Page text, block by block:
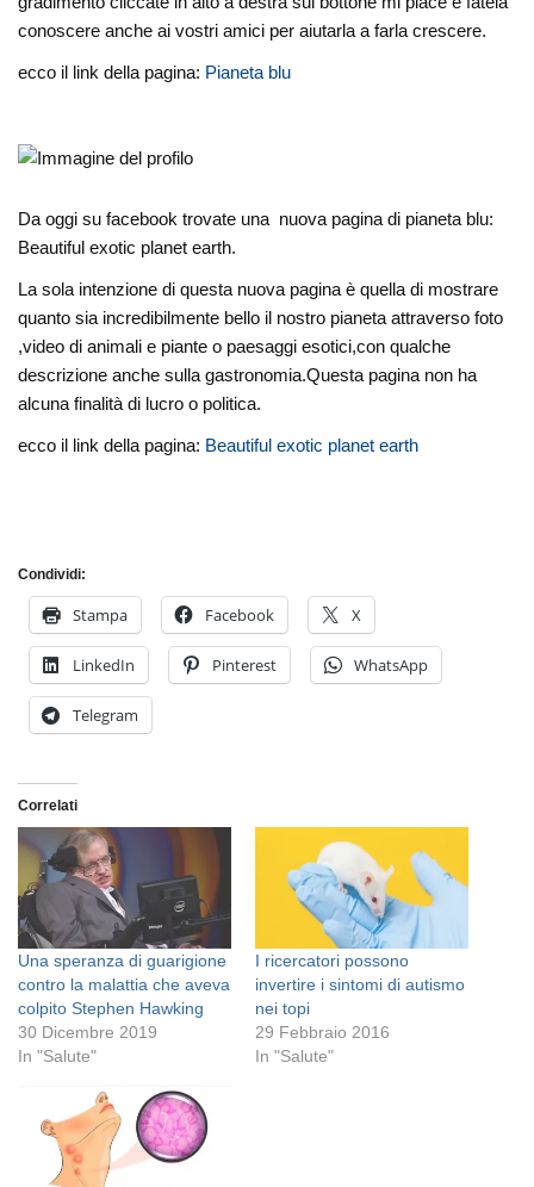
conoscere anche ai vostri amici per aiutarla a farla crescere.
ecco il link della pagina: Pianeta blu
Da oggi su facebook trovate una nuova pagina di pianeta blu:
Beautiful exotic planet earth.
La sola intenzione di questa nuova pagina è quella di mostrare
quanto sia incredibilmente bello il nostro pianeta attraverso foto
,video di animali e piante o paesaggi esotici,con qualche
descrizione anche sulla gastronomia.Questa pagina non ha
alcuna finalità di lucro o politica.
ecco il link della pagina: Beautiful exotic planet earth
Condividi:
Stampa Facebook X
LinkedIn Pinterest WhatsApp
Telegram
Correlati
Una speranza di guarigione
contro la malattia che aveva
colpito Stephen Hawking
30 Dicembre 2019
In "Salute"
I ricercatori possono
invertire i sintomi di autismo
nei topi
29 Febbraio 2016
In "Salute"